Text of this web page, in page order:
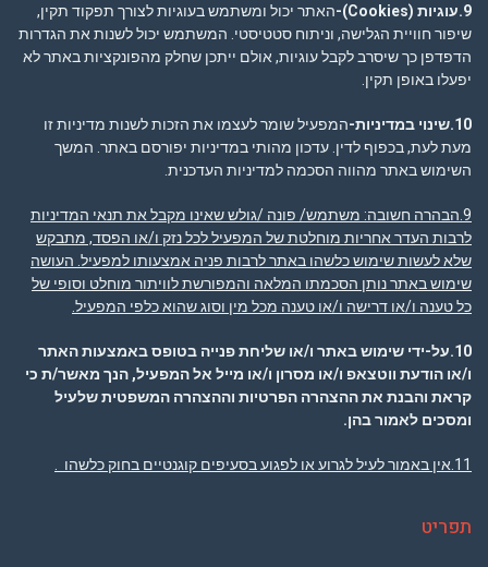
9.עוגיות (Cookies)-
האתר יכול ומשתמש בעוגיות לצורך תפקוד תקין,
שיפור חוויית הגלישה, וניתוח סטטיסטי. המשתמש יכול לשנות את הגדרות
הדפדפן כך שיסרב לקבל עוגיות, אולם ייתכן שחלק מהפונקציות באתר לא
יפעלו באופן תקין.
10.שינוי במדיניות-
המפעיל שומר לעצמו את הזכות לשנות מדיניות זו
מעת לעת, בכפוף לדין. עדכון מהותי במדיניות יפורסם באתר. המשך
השימוש באתר מהווה הסכמה למדיניות העדכנית.
9.הבהרה חשובה
: משתמש/ פונה /גולש שאינו מקבל את תנאי המדיניות
לרבות העדר אחריות מוחלטת של המפעיל לכל נזק ו/או הפסד, מתבקש
שלא לעשות שימוש כלשהו באתר לרבות פניה אמצעותו למפעיל. העושה
שימוש באתר נותן הסכמתו המלאה והמפורשת לוויתור מוחלט וסופי של
כל טענה ו/או דרישה ו/או טענה מכל מין וסוג שהוא כלפי המפעיל.
10.על-ידי שימוש באתר ו/או שליחת פנייה בטופס באמצעות האתר
ו/או הודעת ווטצאפ ו/או מסרון ו/או מייל אל המפעיל, הנך מאשר/ת כי
קראת והבנת את ההצהרה הפרטיות וההצהרה המשפטית שלעיל
ומסכים לאמור בהן.
11.אין באמור לעיל לגרוע או לפגוע בסעיפים קוגנטיים בחוק כלשהו .
תפריט